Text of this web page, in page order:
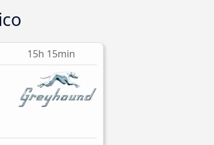
15h 15min